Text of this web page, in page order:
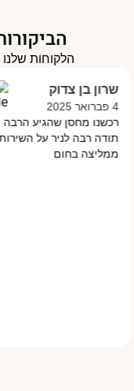
הלקוחות
צדוק
שהגיע הרבה יותר מהר
לניר על השירות המצוין
בחום